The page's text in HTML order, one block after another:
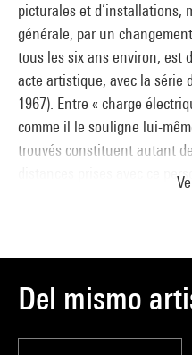
picturales et d’installations,
générale, par un
tous les six ans environ, est
acte artistique, avec la série
1967). Entre « charge
comme il le souligne lui-
trouvés constituent autant
distances prises avec ce
célèbre urinoir de Duchamp,
de l’art moderne ?Zoé est
Duchamp récusait, en tout
Del mismo